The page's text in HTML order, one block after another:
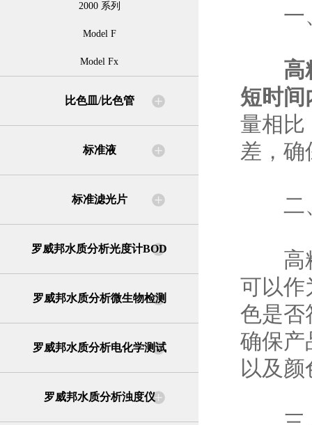
2000 系列
Model F
Model Fx
比色皿/比色管
标准液
标准滤光片
罗威邦水质分析光度计BOD
罗威邦水质分析微生物检测
罗威邦水质分析电化学测试
罗威邦水质分析浊度仪
一、
高
短时间
量相比
差，确
二、
高精
可以作
色是否
确保产
以及颜